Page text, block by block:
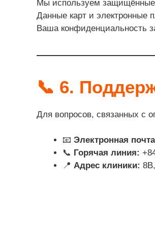
Мы используем
Данные карт и электронные
Ваша конфиденциальность
📞 6.
Для вопросов, связанных с
📧 Электронная
📞 Горячая линия:
📍 Адрес клиники: